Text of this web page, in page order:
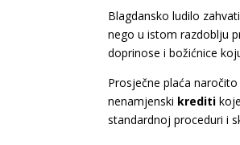
Blagdansko ludilo
nego u istom razdoblju
doprinose i božićnice
Prosječne plaća
nenamjenski krediti
standardnoj proceduri i